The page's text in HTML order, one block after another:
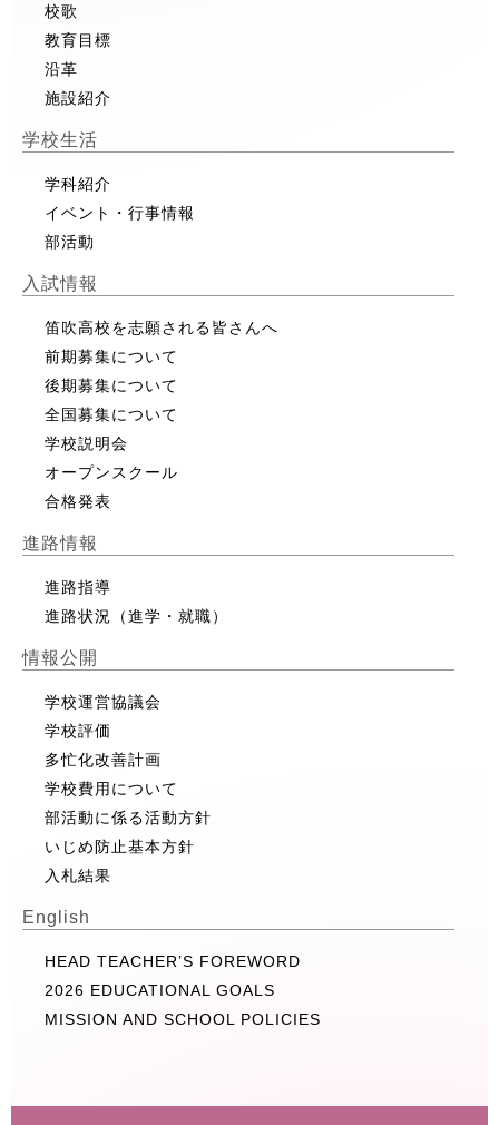
校歌
教育目標
沿革
施設紹介
学校生活
学科紹介
イベント・行事情報
部活動
入試情報
笛吹高校を志願される皆さんへ
前期募集について
後期募集について
全国募集について
学校説明会
オープンスクール
合格発表
進路情報
進路指導
進路状況（進学・就職）
情報公開
学校運営協議会
学校評価
多忙化改善計画
学校費用について
部活動に係る活動方針
いじめ防止基本方針
入札結果
English
HEAD TEACHER’S FOREWORD
2026 EDUCATIONAL GOALS
MISSION AND SCHOOL POLICIES